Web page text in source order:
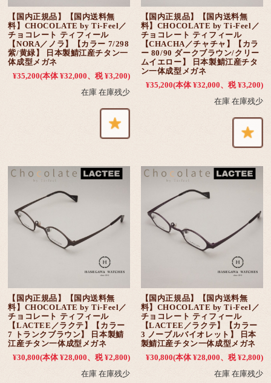
【国内正規品】【国内送料無
料】CHOCOLATE by Ti-Feel／
チョコレート ティフィール
【NORA／ノラ】【カラー 7/298
紫/黄緑】 日本製鯖江産チタン一
体成型メガネ
¥35,200(本体 ¥32,000、税 ¥3,200)
在庫 在庫残少
【国内正規品】【国内送料無
料】CHOCOLATE by Ti-Feel／
チョコレート ティフィール
【CHACHA／チャチャ】【カラ
ー 80/90 ダークブラウン/クリー
ムイエロー】 日本製鯖江産チタ
ン一体成型メガネ
¥35,200(本体 ¥32,000、税 ¥3,200)
在庫 在庫残少
【国内正規品】【国内送料無
料】CHOCOLATE by Ti-Feel／
チョコレート ティフィール
【LACTEE／ラクテ】【カラー
7 トランクブラウン】 日本製鯖
江産チタン一体成型メガネ
¥30,800(本体 ¥28,000、税 ¥2,800)
在庫 在庫残少
【国内正規品】【国内送料無
料】CHOCOLATE by Ti-Feel／
チョコレート ティフィール
【LACTEE／ラクテ】【カラー
3 ノーブルバイオレット】 日本
製鯖江産チタン一体成型メガネ
¥30,800(本体 ¥28,000、税 ¥2,800)
在庫 在庫残少